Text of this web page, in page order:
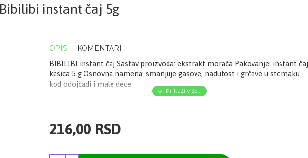
Bibilibi instant čaj 5g
OPIS KOMENTARI
BIBILIBI instant čaj Sastav proizvoda: ekstrakt morača Pakovanje: instant čaj
kesica 5 g Osnovna namena: smanjuje gasove, nadutost i grčeve u stomaku
kod odojčadi i male dece
216,00 RSD